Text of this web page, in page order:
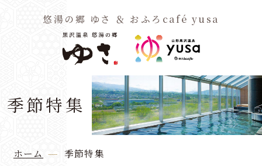
悠湯の郷 ゆさ ＆ おふろcafé yusa
季節特集
ホーム 季節特集
空室検索
宿泊日
Tel. 0570-00-5511
【お問い合わせ 24時間年中無休 / ご予約 9:00～18:00】
ホーム